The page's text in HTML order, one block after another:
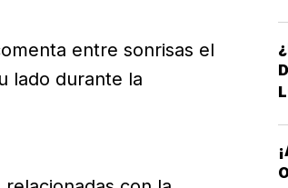
entre sonrisas el
lado durante la